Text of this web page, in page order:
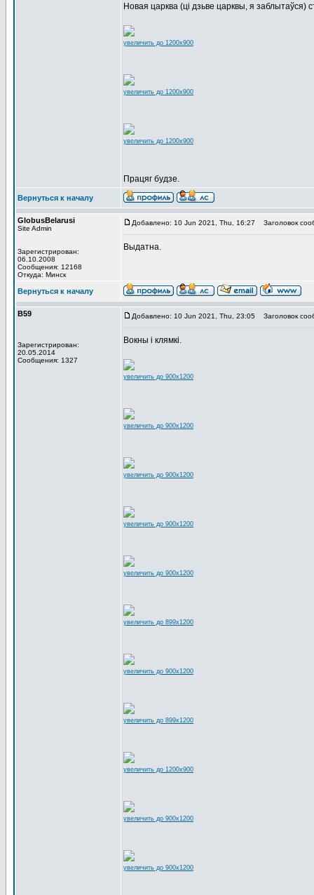
Новая царква (ці дзьве царквы, я заблытаўся)
увеличить до 1200x900
увеличить до 1200x900
увеличить до 1200x900
Працяг будзе.
Вернуться к началу
GlobusBelarusi
Site Admin
Зарегистрирован:
06.10.2008
Сообщения: 12168
Откуда: Минск
Добавлено: 10 Jun 2021, Thu, 16:27 Заголовок
Выдатна.
Вернуться к началу
В59
Зарегистрирован:
20.05.2014
Сообщения: 1327
Добавлено: 10 Jun 2021, Thu, 23:05 Заголовок
Вокны і клямкі.
увеличить до 900x1200
увеличить до 900x1200
увеличить до 900x1200
увеличить до 900x1200
увеличить до 900x1200
увеличить до 899x1200
увеличить до 900x1200
увеличить до 899x1200
увеличить до 1200x900
увеличить до 900x1200
увеличить до 900x1200